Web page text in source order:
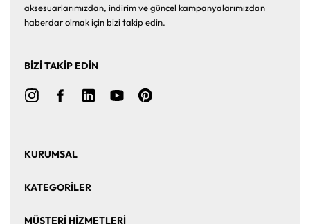
aksesuarlarımızdan, indirim ve güncel kampanyalarımızdan
haberdar olmak için bizi takip edin.
BİZİ TAKİP EDİN
KURUMSAL
KATEGORİLER
MÜŞTERİ HİZMETLERİ